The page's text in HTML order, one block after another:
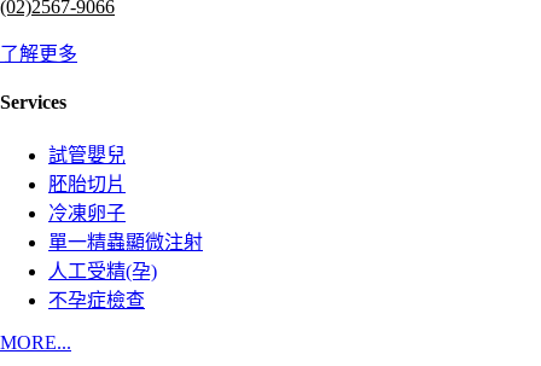
(02)2567-9066
了解更多
Services
試管嬰兒
胚胎切片
冷凍卵子
單一精蟲顯微注射
人工受精(孕)
不孕症檢查
MORE...